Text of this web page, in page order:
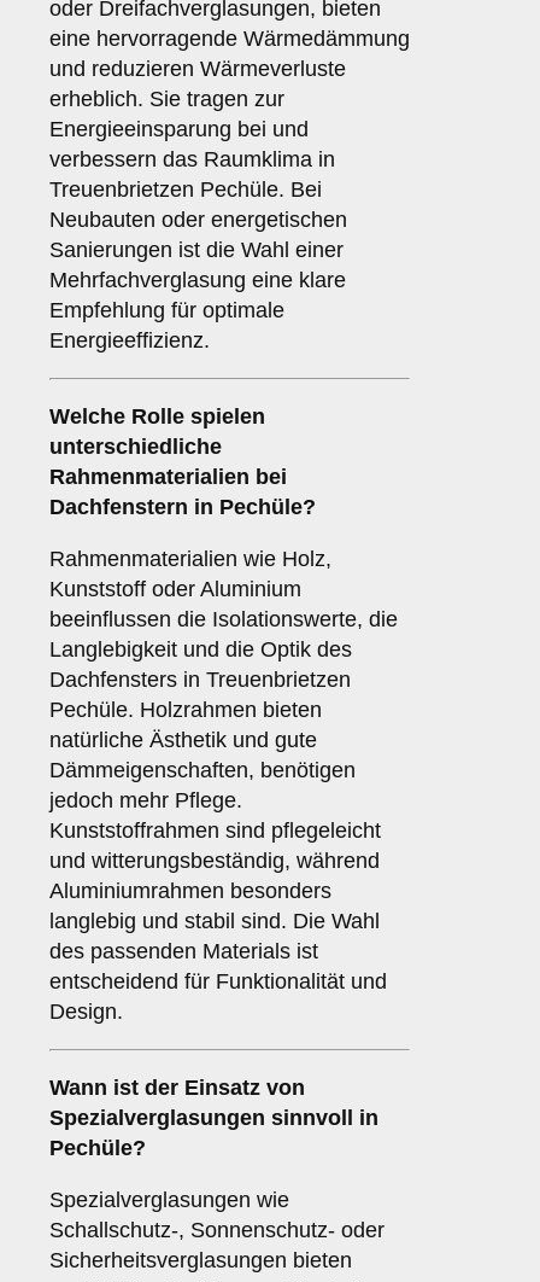
oder Dreifachverglasungen, bieten
eine hervorragende Wärmedämmung
und reduzieren Wärmeverluste
erheblich. Sie tragen zur
Energieeinsparung bei und
verbessern das Raumklima in
Treuenbrietzen Pechüle. Bei
Neubauten oder energetischen
Sanierungen ist die Wahl einer
Mehrfachverglasung eine klare
Empfehlung für optimale
Energieeffizienz.
Welche Rolle spielen
unterschiedliche
Rahmenmaterialien bei
Dachfenstern in Pechüle?
Rahmenmaterialien wie Holz,
Kunststoff oder Aluminium
beeinflussen die Isolationswerte, die
Langlebigkeit und die Optik des
Dachfensters in Treuenbrietzen
Pechüle. Holzrahmen bieten
natürliche Ästhetik und gute
Dämmeigenschaften, benötigen
jedoch mehr Pflege.
Kunststoffrahmen sind pflegeleicht
und witterungsbeständig, während
Aluminiumrahmen besonders
langlebig und stabil sind. Die Wahl
des passenden Materials ist
entscheidend für Funktionalität und
Design.
Wann ist der Einsatz von
Spezialverglasungen sinnvoll in
Pechüle?
Spezialverglasungen wie
Schallschutz-, Sonnenschutz- oder
Sicherheitsverglasungen bieten